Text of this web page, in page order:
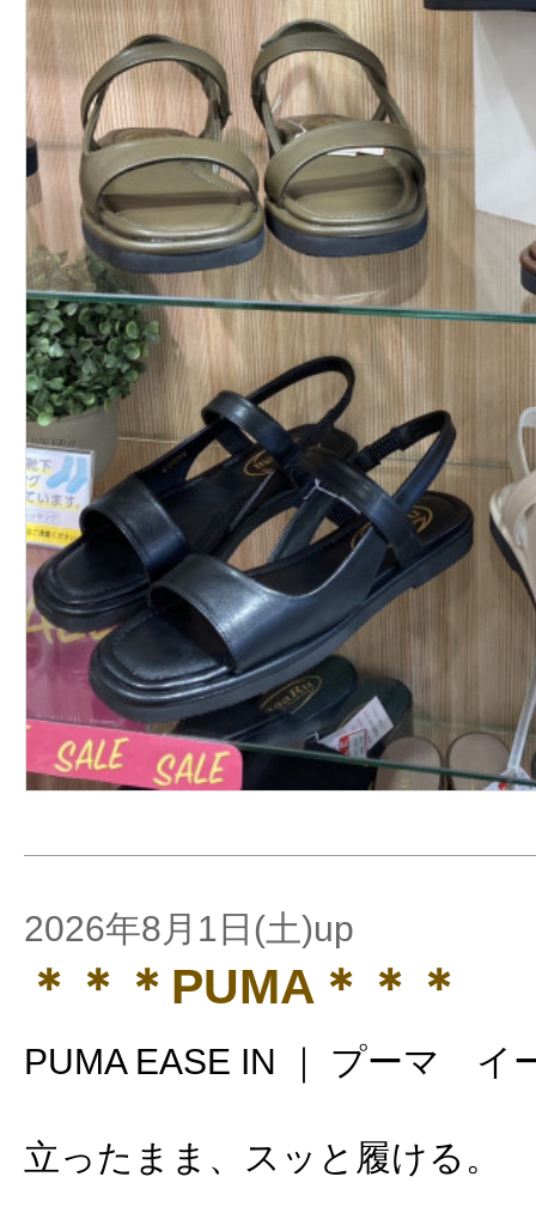
2026年8月1日(土)up
＊＊＊PUMA＊＊＊
PUMA EASE IN ｜ プーマ イ
立ったまま、スッと履ける。